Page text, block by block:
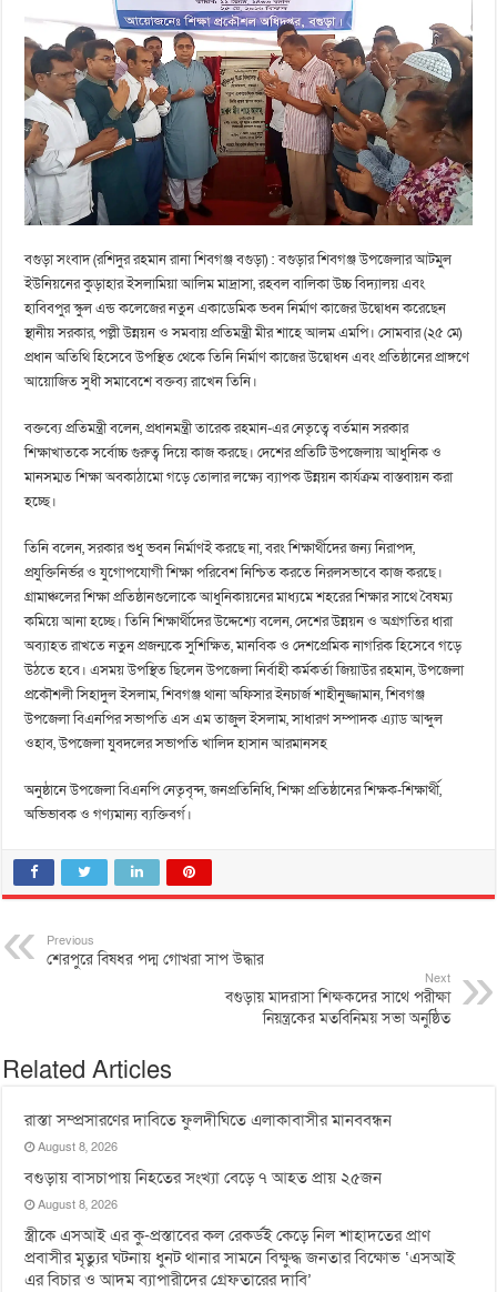
বগুড়া সংবাদ (রশিদুর রহমান রানা শিবগঞ্জ বগুড়া) : বগুড়ার শিবগঞ্জ উপজেলার আটমুল
ইউনিয়নের কুড়াহার ইসলামিয়া আলিম মাদ্রাসা, রহবল বালিকা উচ্চ বিদ্যালয় এবং
হাবিবপুর স্কুল এন্ড কলেজের নতুন একাডেমিক ভবন নির্মাণ কাজের উদ্বোধন করেছেন
স্থানীয় সরকার, পল্লী উন্নয়ন ও সমবায় প্রতিমন্ত্রী মীর শাহে আলম এমপি। সোমবার (২৫ মে)
প্রধান অতিথি হিসেবে উপস্থিত থেকে তিনি নির্মাণ কাজের উদ্বোধন এবং প্রতিষ্ঠানের প্রাঙ্গণে
আয়োজিত সুধী সমাবেশে বক্তব্য রাখেন তিনি।
বক্তব্যে প্রতিমন্ত্রী বলেন, প্রধানমন্ত্রী তারেক রহমান-এর নেতৃত্বে বর্তমান সরকার
শিক্ষাখাতকে সর্বোচ্চ গুরুত্ব দিয়ে কাজ করছে। দেশের প্রতিটি উপজেলায় আধুনিক ও
মানসম্মত শিক্ষা অবকাঠামো গড়ে তোলার লক্ষ্যে ব্যাপক উন্নয়ন কার্যক্রম বাস্তবায়ন করা
হচ্ছে।
তিনি বলেন, সরকার শুধু ভবন নির্মাণই করছে না, বরং শিক্ষার্থীদের জন্য নিরাপদ,
প্রযুক্তিনির্ভর ও যুগোপযোগী শিক্ষা পরিবেশ নিশ্চিত করতে নিরলসভাবে কাজ করছে।
গ্রামাঞ্চলের শিক্ষা প্রতিষ্ঠানগুলোকে আধুনিকায়নের মাধ্যমে শহরের শিক্ষার সাথে বৈষম্য
কমিয়ে আনা হচ্ছে। তিনি শিক্ষার্থীদের উদ্দেশ্যে বলেন, দেশের উন্নয়ন ও অগ্রগতির ধারা
অব্যাহত রাখতে নতুন প্রজন্মকে সুশিক্ষিত, মানবিক ও দেশপ্রেমিক নাগরিক হিসেবে গড়ে
উঠতে হবে। এসময় উপস্থিত ছিলেন উপজেলা নির্বাহী কর্মকর্তা জিয়াউর রহমান, উপজেলা
প্রকৌশলী সিহাদুল ইসলাম, শিবগঞ্জ থানা অফিসার ইনচার্জ শাহীনুজ্জামান, শিবগঞ্জ
উপজেলা বিএনপির সভাপতি এস এম তাজুল ইসলাম, সাধারণ সম্পাদক এ্যাড আব্দুল
ওহাব, উপজেলা যুবদলের সভাপতি খালিদ হাসান আরমানসহ
অনুষ্ঠানে উপজেলা বিএনপি নেতৃবৃন্দ, জনপ্রতিনিধি, শিক্ষা প্রতিষ্ঠানের শিক্ষক-শিক্ষার্থী,
অভিভাবক ও গণ্যমান্য ব্যক্তিবর্গ।
Previous
শেরপুরে বিষধর পদ্ম গোখরা সাপ উদ্ধার
Next
বগুড়ায় মাদরাসা শিক্ষকদের সাথে পরীক্ষা
নিয়ন্ত্রকের মতবিনিময় সভা অনুষ্ঠিত
Related Articles
রাস্তা সম্প্রসারণের দাবিতে ফুলদীঘিতে এলাকাবাসীর মানববন্ধন
August 8, 2026
বগুড়ায় বাসচাপায় নিহতের সংখ্যা বেড়ে ৭ আহত প্রায় ২৫জন
August 8, 2026
স্ত্রীকে এসআই এর কু-প্রস্তাবের কল রেকর্ডই কেড়ে নিল শাহাদতের প্রাণ
প্রবাসীর মৃত্যুর ঘটনায় ধুনট থানার সামনে বিক্ষুদ্ধ জনতার বিক্ষোভ ‘এসআই
এর বিচার ও আদম ব্যাপারীদের গ্রেফতারের দাবি’